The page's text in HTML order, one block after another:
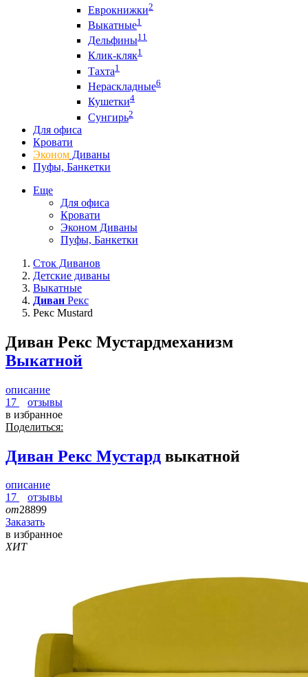
Еврокнижки2
Выкатные1
Дельфины11
Клик-кляк1
Тахта1
Нераскладные6
Кушетки4
Сунгирь2
Для офиса
Кровати
Эконом Диваны
Пуфы, Банкетки
Еще
Для офиса
Кровати
Эконом Диваны
Пуфы, Банкетки
Сток Диванов
Детские диваны
Выкатные
Диван Рекс
Рекс Mustard
Диван Рекс Мустардмеханизм
Выкатной
описание
17
отзывы
в избранное
Поделиться:
Диван Рекс Мустард выкатной
описание
17
отзывы
от28899
Заказать
в избранное
ХИТ